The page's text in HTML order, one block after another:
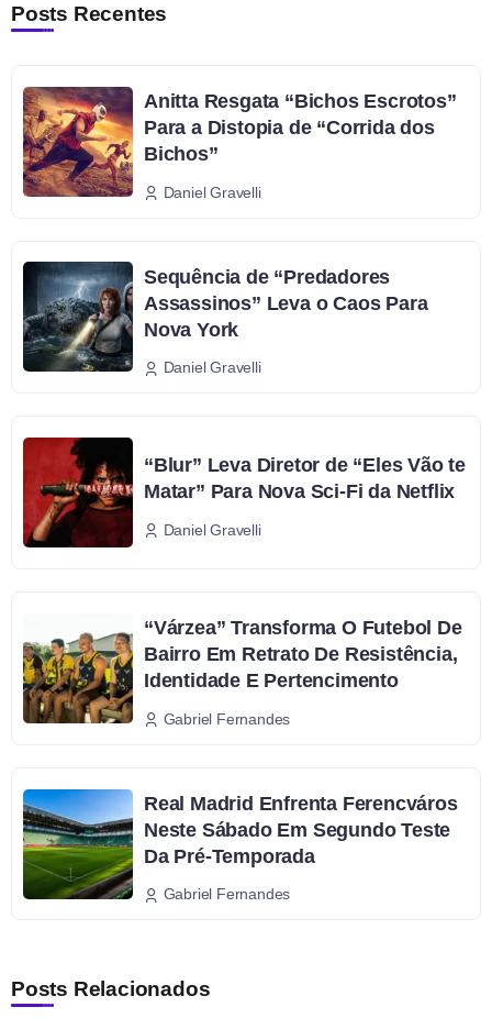
Posts Recentes
Anitta Resgata “Bichos Escrotos”
Para a Distopia de “Corrida dos
Bichos”
Daniel Gravelli
Sequência de “Predadores
Assassinos” Leva o Caos Para
Nova York
Daniel Gravelli
“Blur” Leva Diretor de “Eles Vão te
Matar” Para Nova Sci-Fi da Netflix
Daniel Gravelli
“Várzea” Transforma O Futebol De
Bairro Em Retrato De Resistência,
Identidade E Pertencimento
Gabriel Fernandes
Real Madrid Enfrenta Ferencváros
Neste Sábado Em Segundo Teste
Da Pré-Temporada
Gabriel Fernandes
Posts Relacionados